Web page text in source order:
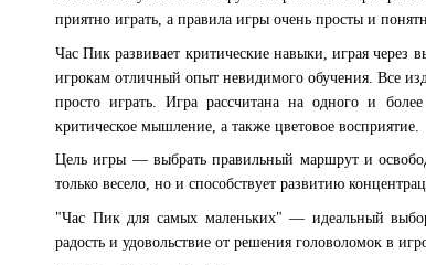
приятно играть, а правила игры очень просты и
Час Пик развивает критические навыки, играя через
игрокам отличный опыт невидимого обучения. Все
просто играть. Игра рассчитана на одного и
критическое мышление, а также цветовое восприятие.
Цель игры — выбрать правильный маршрут и
только весело, но и способствует развитию
"Час Пик для самых маленьких" — идеальный
радость и удовольствие от решения головоломок в